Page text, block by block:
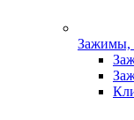
Зажимы,